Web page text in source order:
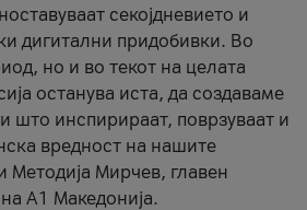
секојдневието и
дигитални придобивки. Во
но и во текот на целата
останува иста, да создаваме
што инспирираат, поврзуваат и
вредност на нашите
Методија Мирчев, главен
А1 Македонија.